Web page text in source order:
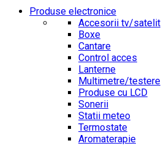
Produse electronice
Accesorii tv/satelit
Boxe
Cantare
Control acces
Lanterne
Multimetre/testere
Produse cu LCD
Sonerii
Statii meteo
Termostate
Aromaterapie